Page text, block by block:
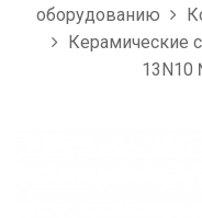
оборудованию
Керамические
13N10